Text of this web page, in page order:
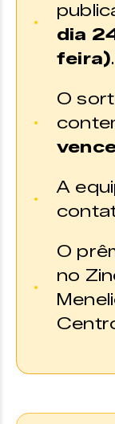
dia
feira).
O
A
O
no